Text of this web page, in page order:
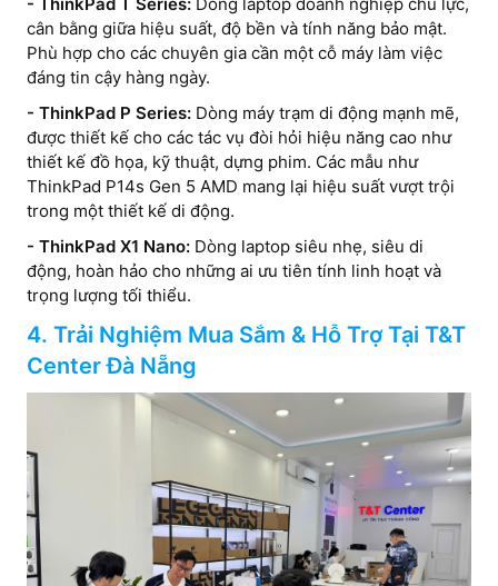
- ThinkPad T Series: Dòng laptop doanh nghiệp chủ lực,
cân bằng giữa hiệu suất, độ bền và tính năng bảo mật.
Phù hợp cho các chuyên gia cần một cỗ máy làm việc
đáng tin cậy hàng ngày.
- ThinkPad P Series: Dòng máy trạm di động mạnh mẽ,
được thiết kế cho các tác vụ đòi hỏi hiệu năng cao như
thiết kế đồ họa, kỹ thuật, dựng phim. Các mẫu như
ThinkPad P14s Gen 5 AMD mang lại hiệu suất vượt trội
trong một thiết kế di động.
- ThinkPad X1 Nano: Dòng laptop siêu nhẹ, siêu di
động, hoàn hảo cho những ai ưu tiên tính linh hoạt và
trọng lượng tối thiểu.
4. Trải Nghiệm Mua Sắm & Hỗ Trợ Tại T&T
Center Đà Nẵng